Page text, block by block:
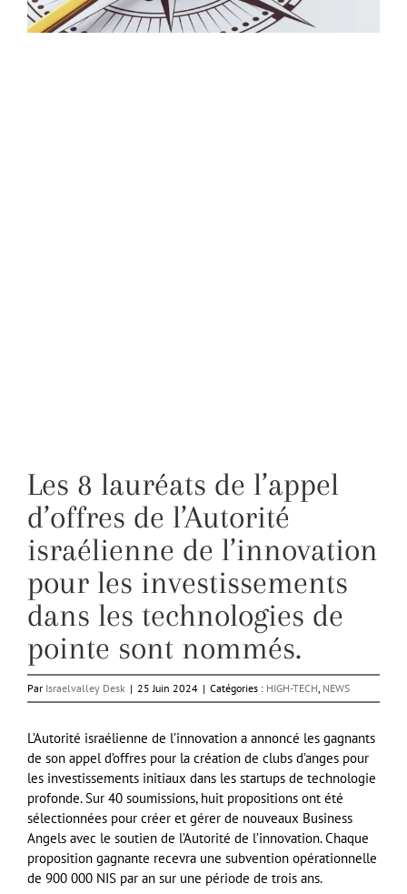
Les 8 lauréats de l’appel
d’offres de l’Autorité
israélienne de l’innovation
pour les investissements
dans les technologies de
pointe sont nommés.
Par Israelvalley Desk | 25 Juin 2024 | Catégories : HIGH-TECH NEWS
L’Autorité israélienne de l’innovation a annoncé les gagnants
de son appel d’offres pour la création de clubs d’anges pour
les investissements initiaux dans les startups de technologie
profonde. Sur 40 soumissions, huit propositions ont été
sélectionnées pour créer et gérer de nouveaux Business
Angels avec le soutien de l’Autorité de l’innovation. Chaque
proposition gagnante recevra une subvention opérationnelle
de 900 000 NIS par an sur une période de trois ans.